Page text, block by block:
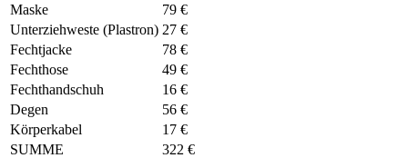
Maske
79 €
Unterziehweste (Plastron) 27 €
Fechtjacke
78 €
Fechthose
49 €
Fechthandschuh
16 €
Degen
56 €
Körperkabel
17 €
SUMME
322 €